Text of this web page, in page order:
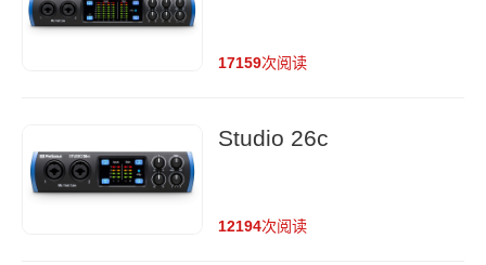
17159次阅读
Studio 26c
12194次阅读